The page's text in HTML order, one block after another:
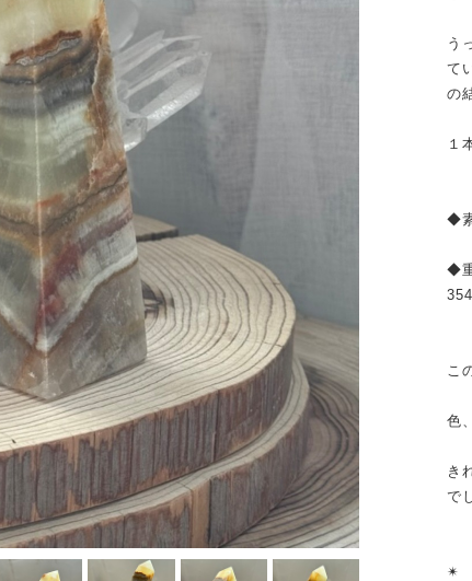
う
て
の
１
◆
◆
こ
色
き
で
✴︎